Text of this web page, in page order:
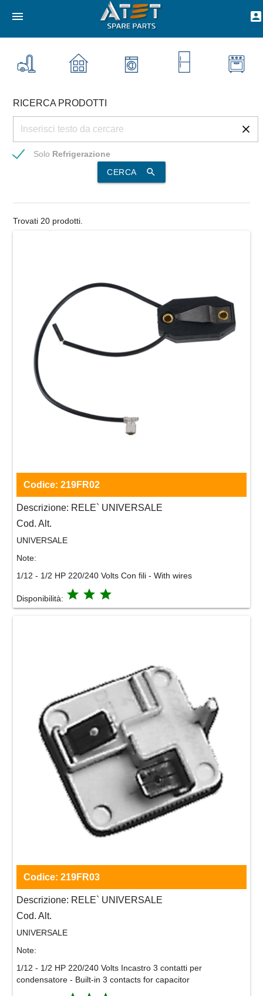
menu account_box
RICERCA PRODOTTI
Solo Refrigerazione
CERCA
search
Trovati 20 prodotti.
Codice: 219FR02
Descrizione: RELE` UNIVERSALE
Cod. Alt.
UNIVERSALE
Note:
1/12 - 1/2 HP 220/240 Volts Con fili - With wires
Disponibilità: grade grade grade
Codice: 219FR03
Descrizione: RELE` UNIVERSALE
Cod. Alt.
UNIVERSALE
Note:
1/12 - 1/2 HP 220/240 Volts Incastro 3 contatti per
condensatore - Built-in 3 contacts for capacitor